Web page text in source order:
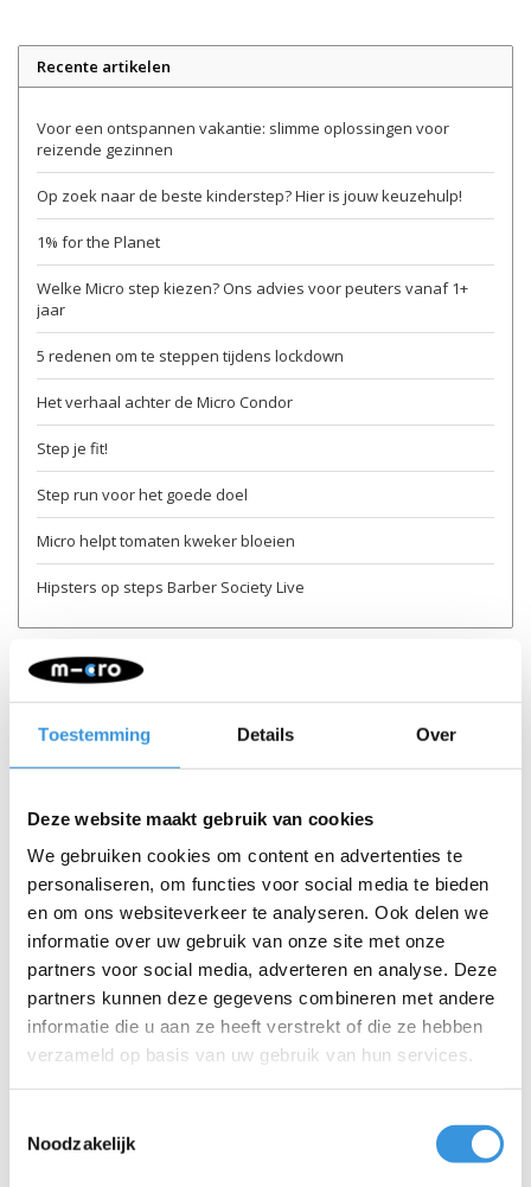
Toestemming Details Over
Deze website maakt gebruik van cookies
We gebruiken cookies om content en advertenties te
personaliseren, om functies voor social media te bieden
en om ons websiteverkeer te analyseren. Ook delen we
informatie over uw gebruik van onze site met onze
partners voor social media, adverteren en analyse. Deze
partners kunnen deze gegevens combineren met andere
informatie die u aan ze heeft verstrekt of die ze hebben
verzameld op basis van uw gebruik van hun services.
Noodzakelijk
Recente artikelen
Voor een ontspannen vakantie: slimme oplossingen voor
reizende gezinnen
Op zoek naar de beste kinderstep? Hier is jouw keuzehulp!
1% for the Planet
Welke Micro step kiezen? Ons advies voor peuters vanaf 1+
jaar
5 redenen om te steppen tijdens lockdown
Het verhaal achter de Micro Condor
Step je fit!
Step run voor het goede doel
Micro helpt tomaten kweker bloeien
Hipsters op steps Barber Society Live
Tags
2-wiel kinderstep
Beste step voor beginners(1)
Inklapbare kinderstep (1)
Kinderstep gids(1)
Kinderstep keuzehulp(1)
Kinderstep kopen